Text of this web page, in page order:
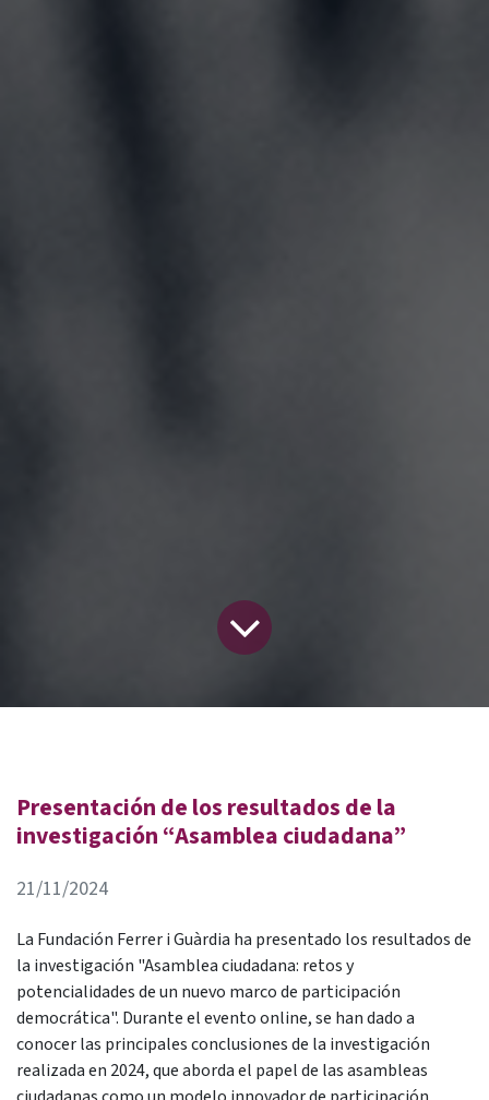
Presentación de los resultados de la
investigación “Asamblea ciudadana”
21/11/2024
La Fundación Ferrer i Guàrdia ha presentado los resultados de
la investigación "Asamblea ciudadana: retos y
potencialidades de un nuevo marco de participación
democrática". Durante el evento online, se han dado a
conocer las principales conclusiones de la investigación
realizada en 2024, que aborda el papel de las asambleas